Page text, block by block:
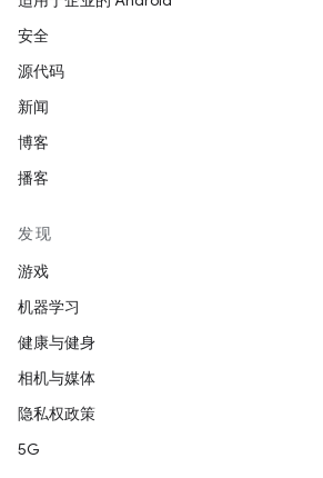
安全
源代码
新闻
博客
播客
发现
游戏
机器学习
健康与健身
相机与媒体
隐私权政策
5G